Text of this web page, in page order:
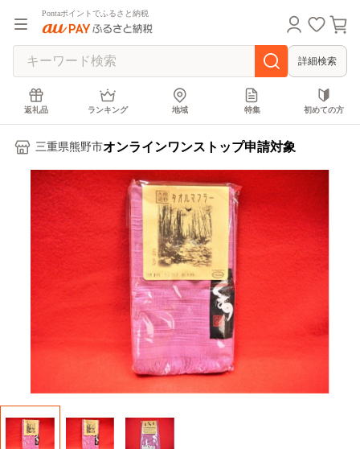
Pontaポイントでふるさと納税
詳細検索
返礼品 ランキング 地域 特集 初めての方
三重県熊野市オンラインワンストップ申請対象